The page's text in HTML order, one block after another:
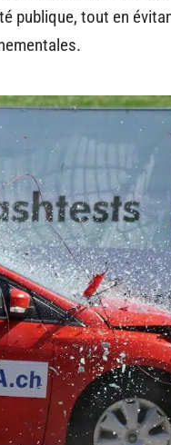
publique, tout en